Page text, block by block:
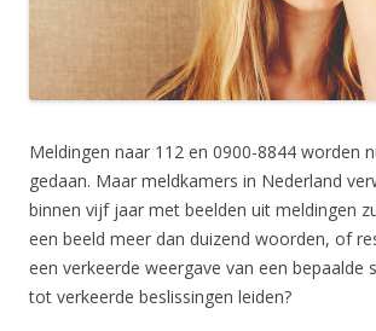
Meldingen naar 112 en 0900-8844 worden
gedaan. Maar meldkamers in Nederland
binnen vijf jaar met beelden uit meldingen
een beeld meer dan duizend woorden, of
een verkeerde weergave van een bepaalde
tot verkeerde beslissingen leiden?